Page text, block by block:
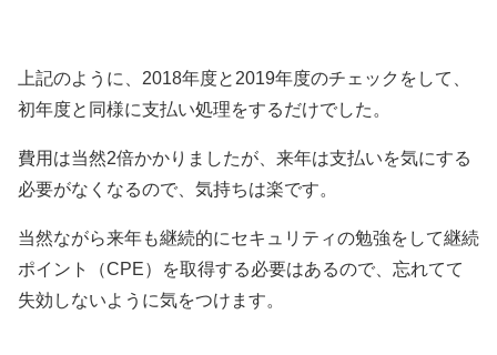
上記のように、2018年度と2019年度のチェックをして、
初年度と同様に支払い処理をするだけでした。
費用は当然2倍かかりましたが、来年は支払いを気にする
必要がなくなるので、気持ちは楽です。
当然ながら来年も継続的にセキュリティの勉強をして継続
ポイント（CPE）を取得する必要はあるので、忘れてて
失効しないように気をつけます。